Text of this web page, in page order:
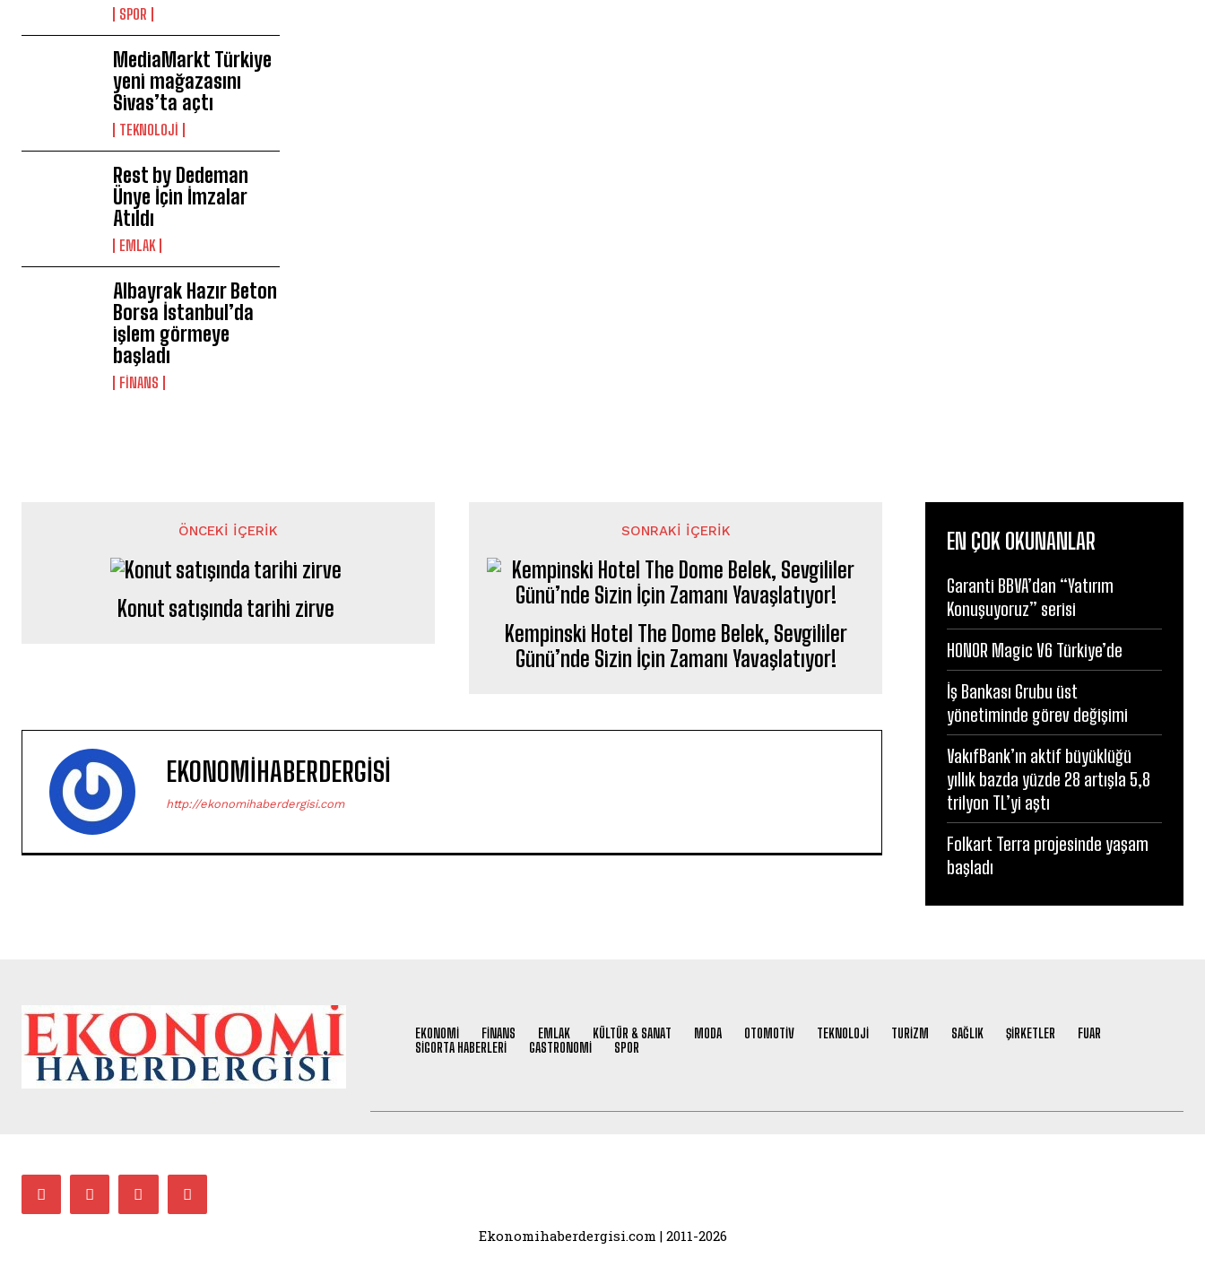
SPOR
MediaMarkt Türkiye
yeni mağazasını
Sivas’ta açtı
TEKNOLOJİ
Rest by Dedeman
Ünye İçin İmzalar
Atıldı
EMLAK
Albayrak Hazır Beton
Borsa İstanbul’da
işlem görmeye
başladı
FİNANS
ÖNCEKI İÇERIK
Konut satışında tarihi zirve
SONRAKI İÇERIK
Kempinski Hotel The Dome Belek, Sevgililer
Günü’nde Sizin İçin Zamanı Yavaşlatıyor!
EKONOMIHABERDERGISI
http://ekonomihaberdergisi.com
EN ÇOK OKUNANLAR
Garanti BBVA’dan “Yatırım
Konuşuyoruz” serisi
HONOR Magic V6 Türkiye’de
İş Bankası Grubu üst
yönetiminde görev değişimi
VakıfBank’ın aktif büyüklüğü
yıllık bazda yüzde 28 artışla 5,8
trilyon TL’yi aştı
Folkart Terra projesinde yaşam
başladı
EKONOMİ FİNANS EMLAK KÜLTÜR & SANAT MODA OTOMOTİV TEKNOLOJİ TURİZM SAĞLIK ŞİRKETLER
FUAR
SİGORTA HABERLERİ
GASTRONOMİ SPOR
Ekonomihaberdergisi.com | 2011-2026